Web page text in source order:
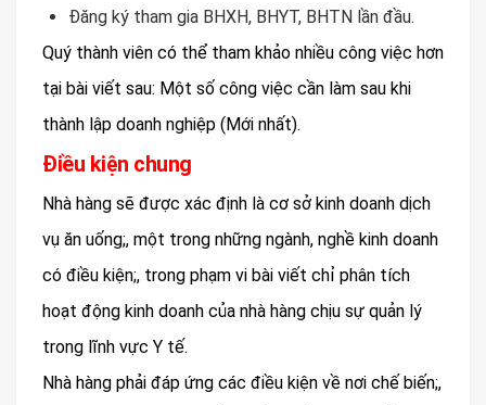
Đăng ký tham gia BHXH, BHYT, BHTN lần đầu.
Quý thành viên có thể tham khảo nhiều công việc hơn
tại bài viết sau: Một số công việc cần làm sau khi
thành lập doanh nghiệp (Mới nhất).
Điều kiện chung
Nhà hàng sẽ được xác định là cơ sở kinh doanh dịch
vụ ăn uống;, một trong những ngành, nghề kinh doanh
có điều kiện;, trong phạm vi bài viết chỉ phân tích
hoạt động kinh doanh của nhà hàng chịu sự quản lý
trong lĩnh vực Y tế.
Nhà hàng phải đáp ứng các điều kiện về nơi chế biến;,